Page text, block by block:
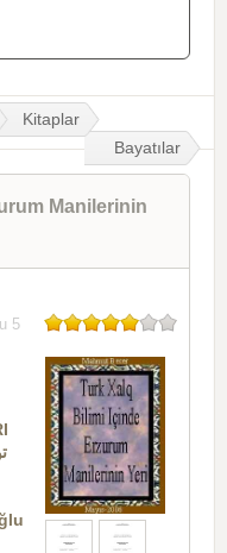
Kitaplar
Bayatılar
Manilerinin
5